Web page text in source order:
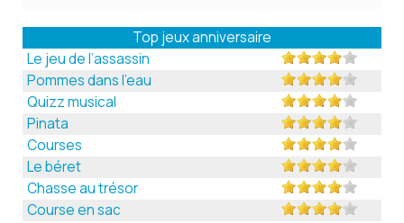
Top jeux anniversaire
Le jeu de l’assassin
Pommes dans l’eau
Quizz musical
Pinata
Courses
Le béret
Chasse au trésor
Course en sac